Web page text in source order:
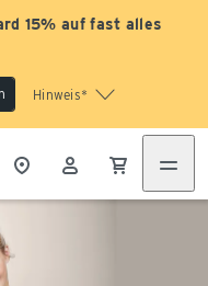
15% auf fast alles
Hinweis*